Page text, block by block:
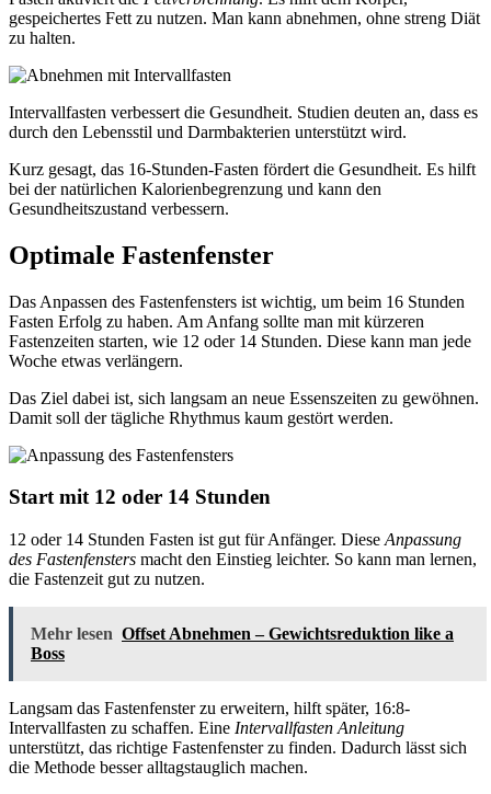
gespeichertes Fett zu nutzen. Man kann abnehmen, ohne streng Diät
zu halten.
Intervallfasten verbessert die Gesundheit. Studien deuten an, dass es
durch den Lebensstil und Darmbakterien unterstützt wird.
Kurz gesagt, das 16-Stunden-Fasten fördert die Gesundheit. Es hilft
bei der natürlichen Kalorienbegrenzung und kann den
Gesundheitszustand verbessern.
Optimale Fastenfenster
Das Anpassen des Fastenfensters ist wichtig, um beim 16 Stunden
Fasten Erfolg zu haben. Am Anfang sollte man mit kürzeren
Fastenzeiten starten, wie 12 oder 14 Stunden. Diese kann man jede
Woche etwas verlängern.
Das Ziel dabei ist, sich langsam an neue Essenszeiten zu gewöhnen.
Damit soll der tägliche Rhythmus kaum gestört werden.
Start mit 12 oder 14 Stunden
12 oder 14 Stunden Fasten ist gut für Anfänger. Diese Anpassung
des Fastenfensters macht den Einstieg leichter. So kann man lernen,
die Fastenzeit gut zu nutzen.
Mehr lesen Offset Abnehmen – Gewichtsreduktion like a
Boss
Langsam das Fastenfenster zu erweitern, hilft später, 16:8-
Intervallfasten zu schaffen. Eine Intervallfasten Anleitung
unterstützt, das richtige Fastenfenster zu finden. Dadurch lässt sich
die Methode besser alltagstauglich machen.